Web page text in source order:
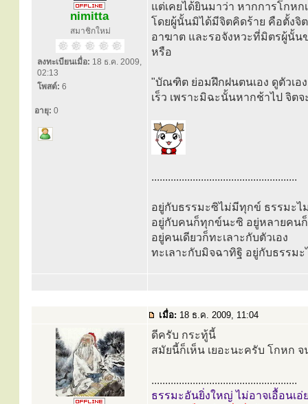
nimitta
สมาชิกใหม่
ลงทะเบียนเมื่อ: 18 ธ.ค. 2009,
02:13
โพสต์: 6
อายุ: 0
แต่เคยได้ยินมาว่า หากการโกห
โดยผู้นั้นมิได้มีจิตคิดร้าย คือตั้งจิ
อาฆาต และรอจังหวะที่มิตรผู้นั้น
หรือ
"บัณฑิต ย่อมฝึกฝนตนเอง ดูตัวเอ
เร็ว เพราะมิฉะนั้นหากช้าไป จิต
.....................................................
อยู่กับธรรมะซิไม่มีทุกข์ ธรรมะ
อยู่กับคนก็ทุกข์นะซิ อยู่หลายคนก็
อยู่คนเดียวก็ทะเลาะกับตัวเอง
ทะเลาะกับมิจฉาทิฐิ อยู่กับธรรมะ
เมื่อ: 18 ธ.ค. 2009, 11:04
ดีครับ กระทู้นี้
สมัยนี้ก็เห็น เยอะนะครับ โกหก
.....................................................
ธรรมะอันยิ่งใหญ่ ไม่อาจเอื้อนเอ่